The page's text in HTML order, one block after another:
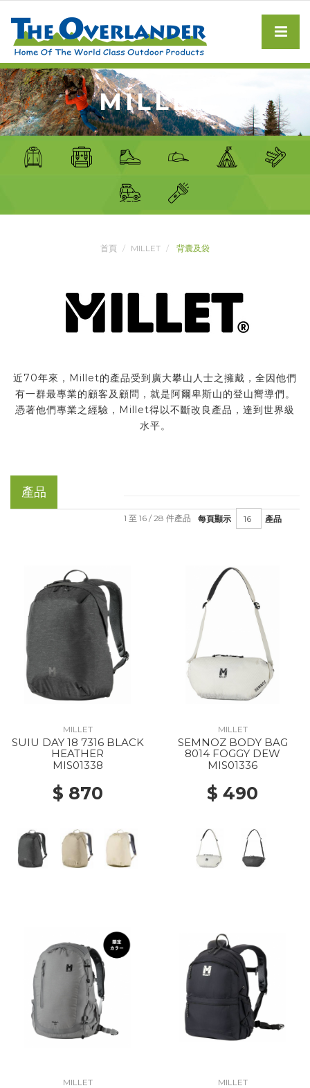
MILLET
首頁 MILLET 背囊及袋
近70年來，Millet的產品受到廣大攀山人士之擁戴，全因他們
有一群最專業的顧客及顧問，就是阿爾卑斯山的登山嚮導們。
憑著他們專業之經驗，Millet得以不斷改良產品，達到世界級
水平。
產品
每頁顯示 產品
1 至 16 / 28 件產品
MILLET
SUIU DAY 18 7316 BLACK
HEATHER
MIS01338
$ 870
MILLET
SEMNOZ BODY BAG
8014 FOGGY DEW
MIS01336
$ 490
MILLET MILLET